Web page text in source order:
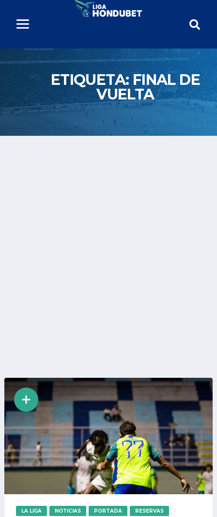
ETIQUETA: FINAL DE
VUELTA
LA LIGA NOTICIAS PORTADA RESERVAS